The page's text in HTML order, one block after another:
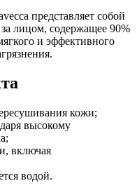
представляет собой
лицом, содержащее 90%
и эффективного
кожи;
высокому
включая
водой.